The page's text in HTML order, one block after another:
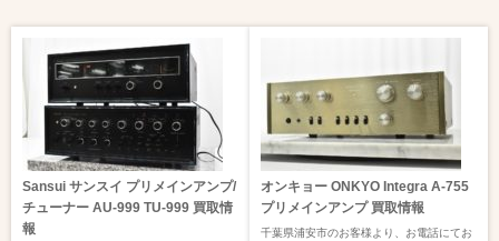
Sansui サンスイ プリメインアンプ/
チューナー AU-999 TU-999 買取情
報
オンキョー ONKYO Integra A-755
プリメインアンプ 買取情報
千葉県浦安市のお客様より、お電話にてお